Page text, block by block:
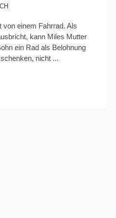
von einem Fahrrad. Als
kann Miles Mutter
ein Rad als Belohnung
nicht ...